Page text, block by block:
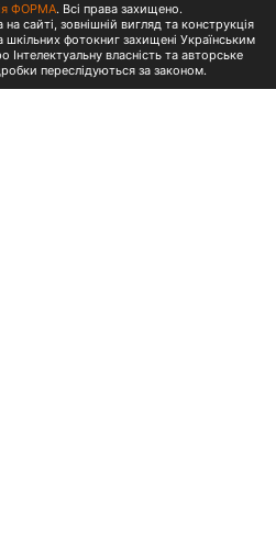
ФОРМА. Всі права захищено.
сайті, зовнішній вигляд та конструкція
шкільних фотокниг захищені Українським
власність та авторське
переслідуються за законом.